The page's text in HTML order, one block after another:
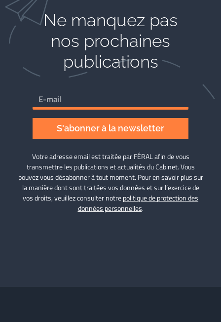
Ne manquez pas
nos prochaines
publications
S'abonner à la newsletter
Votre adresse email est traitée par FÉRAL afin de vous
transmettre les publications et actualités du Cabinet. Vous
pouvez vous désabonner à tout moment. Pour en savoir plus sur
la manière dont sont traitées vos données et sur l’exercice de
vos droits, veuillez consulter notrepolitique de protection des
données personnelles.